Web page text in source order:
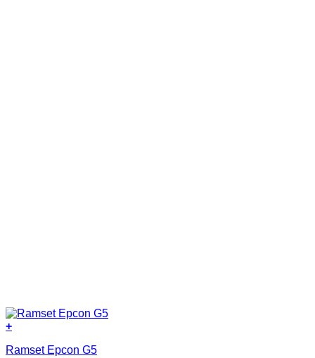
+
Ramset Epcon G5